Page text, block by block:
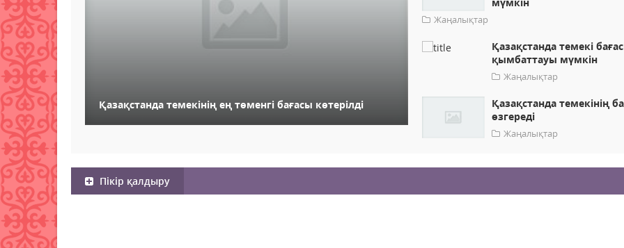
Қазақстанда темекінің ең төменгі бағасы көтерілді
Жаңалықтар
Қазақстанда темекі
қымбаттауы мүмкін
Жаңалықтар
Қазақстанда темекінің
өзгереді
Жаңалықтар
Пікір қалдыру